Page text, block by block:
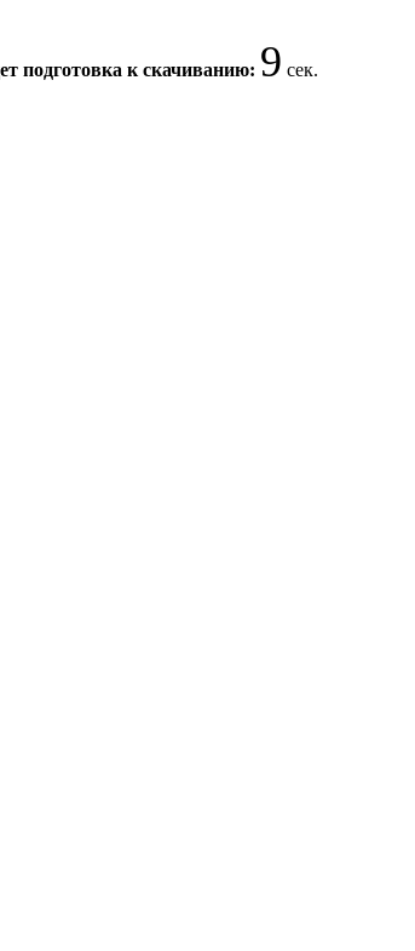
подготовка к скачиванию: 8 сек.